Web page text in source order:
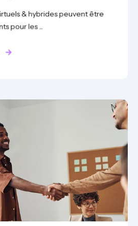
& hybrides peuvent être
pour les ...